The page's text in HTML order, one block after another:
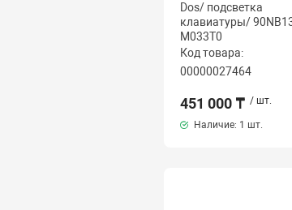
Dos/ подсветка
клавиатуры/
M033T0
Код товара:
00000027464
451 000 ₸ / шт.
Наличие: 1 шт.